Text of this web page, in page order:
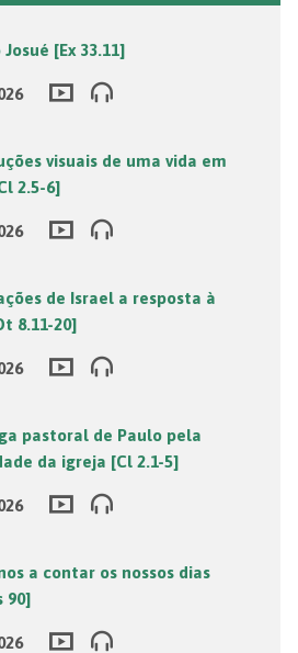
[Ex 33.11]
visuais de uma vida em
2.5-6]
de Israel a resposta à
8.11-20]
pastoral de Paulo pela
da igreja [Cl 2.1-5]
a contar os nossos dias
90]